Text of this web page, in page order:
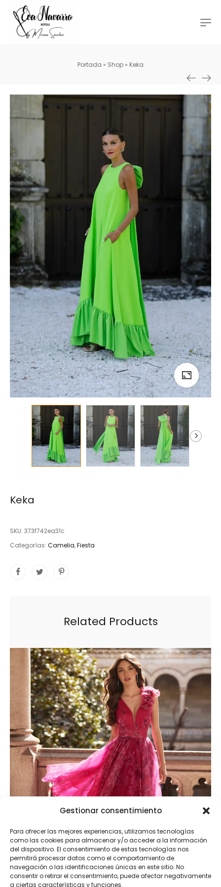
Gestionar consentimiento
Para ofrecer las mejores experiencias, utilizamos tecnologías
como las cookies para almacenar y/o acceder a la información
del dispositivo. El consentimiento de estas tecnologías nos
permitirá procesar datos como el comportamiento de
navegación o las identificaciones únicas en este sitio. No
consentir o retirar el consentimiento, puede afectar negativamente
a ciertas características y funciones.
Portada » Shop » Keka
Keka
SKU: 373f742ea31c
Categorías: Camelia,Fiesta
Related Products